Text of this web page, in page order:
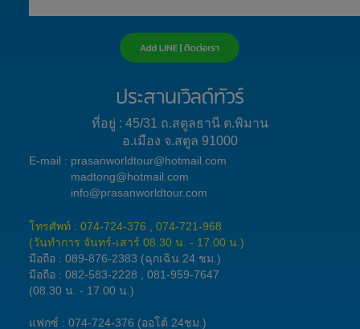
ประสานเวิลด์ทัวร์
ที่อยู่ : 45/31 ถ.สตูลธานี ต.พิมาน
อ.เมือง จ.สตูล 91000
E-mail : prasanworldtour@hotmail.com
madtong@hotmail.com
info@prasanworldtour.com
โทรศัพท์ : 074-724-376 , 074-721-968
(วันทำการ จันทร์-เสาร์ 08.30 น. - 17.00 น.)
มือถือ : 089-876-2383 (ฉุกเฉิน 24 ชม.)
มือถือ : 082-583-2228
081-959-7647
(08.30 น. - 17.00 น.)
แฟกซ์ : 074-724-376 (ออโต้ 24ชม.)